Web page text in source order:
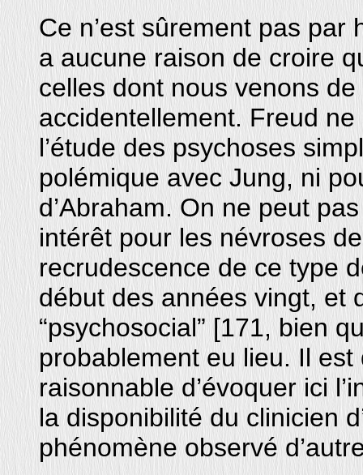
Ce n’est sûrement pas par
a aucune raison de croire
celles dont nous venons
accidentellement. Freud
l’étude des psychoses
polémique avec Jung, ni
d’Abraham. On ne peut
intérêt pour les névroses
recrudescence de ce type
début des années vingt, et
“psychosocial” [171, bien
probablement eu lieu. Il
raisonnable d’évoquer ici
la disponibilité du clinicien
phénomène observé